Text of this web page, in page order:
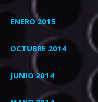
ENERO 2015
OCTUBRE 2014
JUNIO 2014